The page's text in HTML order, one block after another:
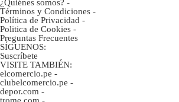
¿Quiénes somos? -
Términos y Condiciones -
Política de Privacidad -
Politica de Cookies -
Preguntas Frecuentes
SÍGUENOS:
Suscríbete
VISITE TAMBIÉN:
elcomercio.pe -
clubelcomercio.pe -
depor.com -